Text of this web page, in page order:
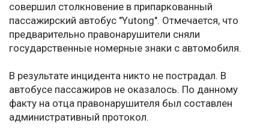
совершил столкновение в припаркованный
пассажирский автобус "Yutong". Отмечается, что
предварительно правонарушители сняли
государственные номерные знаки с автомобиля.
В результате инцидента никто не пострадал. В
автобусе пассажиров не оказалось. По данному
факту на отца правонарушителя был составлен
административный протокол.